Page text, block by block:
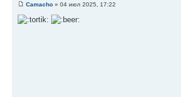
Camacho » 04 июл 2025, 17:22